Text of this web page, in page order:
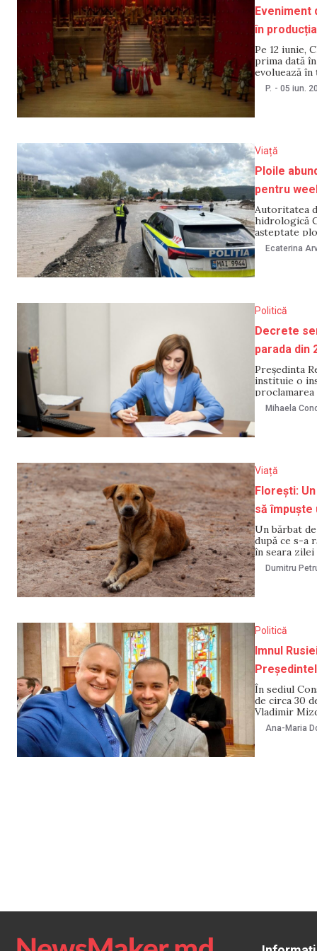
Eveniment
în
Pe 12 iunie,
prima dată
evoluează
Este mai
P. - 05 iun.
Viață
Ploile
pentru
Autoritatea
hidrologică
așteptate
avertizează
inundații
Ecaterina
Politică
Decrete
parada din
Președinta
instituie o
proclamarea
35 de ani
decrete au
Mihaela
Viață
Florești:
să împuște
Un bărbat
după ce s-a
în seara zilei
stăpân,
Dumitru
Politică
Imnul
În sediul
de circa 30
Vladimir
„dispozitiv
aflată în
Ana-Maria